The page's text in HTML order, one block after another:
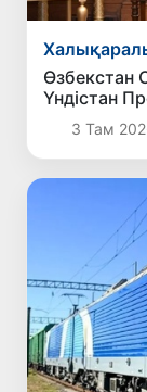
Өзбекстан
Үндістан
талқылады
3 Там